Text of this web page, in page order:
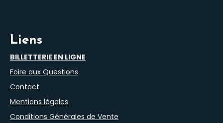
Liens
BILLETTERIE EN LIGNE
Foire aux Questions
Contact
Mentions légales
Conditions Générales de Vente